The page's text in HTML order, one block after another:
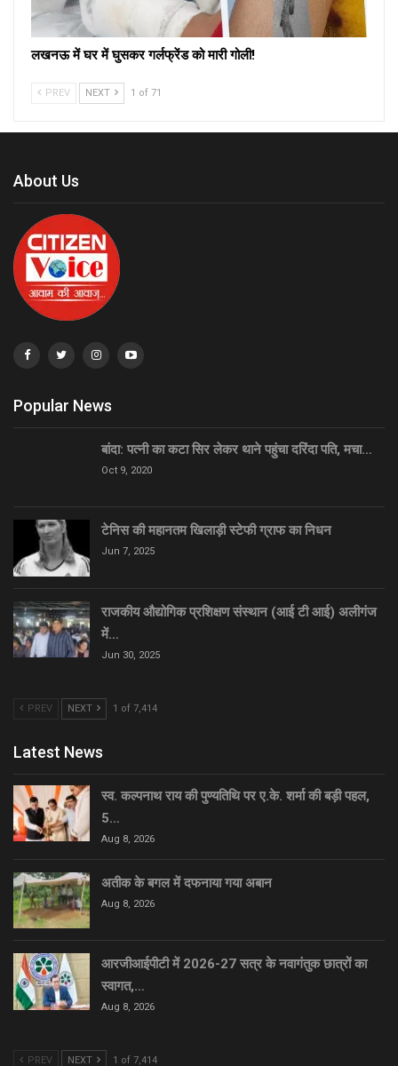
लखनऊ में घर में घुसकर गर्लफ्रेंड को मारी गोली!
PREV NEXT 1 of 71
About Us
Popular News
बांदा: पत्नी का कटा सिर लेकर थाने पहुंचा दरिंदा पति, मचा…
Oct 9, 2020
टेनिस की महानतम खिलाड़ी स्टेफी ग्राफ का निधन
Jun 7, 2025
राजकीय औद्योगिक प्रशिक्षण संस्थान (आई टी आई) अलीगंज
में…
Jun 30, 2025
PREV NEXT 1 of 7,414
Latest News
स्व. कल्पनाथ राय की पुण्यतिथि पर ए.के. शर्मा की बड़ी पहल,
5…
Aug 8, 2026
अतीक के बगल में दफनाया गया अबान
Aug 8, 2026
आरजीआईपीटी में 2026-27 सत्र के नवागंतुक छात्रों का
स्वागत,…
Aug 8, 2026
PREV NEXT 1 of 7,414